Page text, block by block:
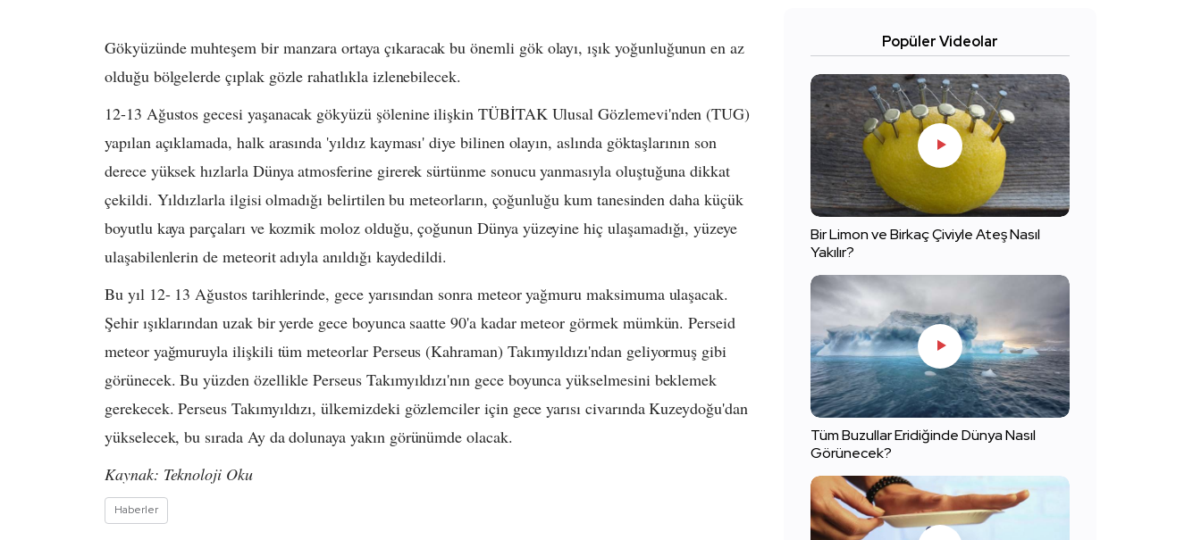
Gökyüzünde muhteşem bir manzara ortaya çıkaracak bu önemli gök olayı, ışık yoğunluğunun en az
olduğu bölgelerde çıplak gözle rahatlıkla izlenebilecek.
12-13 Ağustos gecesi yaşanacak gökyüzü şölenine ilişkin TÜBİTAK Ulusal Gözlemevi'nden (TUG)
yapılan açıklamada, halk arasında 'yıldız kayması' diye bilinen olayın, aslında göktaşlarının son
derece yüksek hızlarla Dünya atmosferine girerek sürtünme sonucu yanmasıyla oluştuğuna dikkat
çekildi. Yıldızlarla ilgisi olmadığı belirtilen bu meteorların, çoğunluğu kum tanesinden daha küçük
boyutlu kaya parçaları ve kozmik moloz olduğu, çoğunun Dünya yüzeyine hiç ulaşamadığı, yüzeye
ulaşabilenlerin de meteorit adıyla anıldığı kaydedildi.
Bu yıl 12- 13 Ağustos tarihlerinde, gece yarısından sonra meteor yağmuru maksimuma ulaşacak.
Şehir ışıklarından uzak bir yerde gece boyunca saatte 90'a kadar meteor görmek mümkün. Perseid
meteor yağmuruyla ilişkili tüm meteorlar Perseus (Kahraman) Takımyıldızı'ndan geliyormuş gibi
görünecek. Bu yüzden özellikle Perseus Takımyıldızı'nın gece boyunca yükselmesini beklemek
gerekecek. Perseus Takımyıldızı, ülkemizdeki gözlemciler için gece yarısı civarında Kuzeydoğu'dan
yükselecek, bu sırada Ay da dolunaya yakın görünümde olacak.
Kaynak: Teknoloji Oku
Haberler
Popüler Videolar
Bir Limon ve Birkaç Çiviyle Ateş Nasıl
Yakılır?
Tüm Buzullar Eridiğinde Dünya Nasıl
Görünecek?